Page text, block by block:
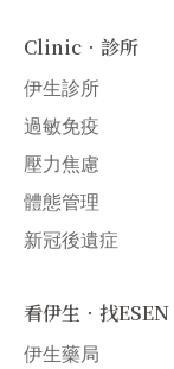
Clinic．診所
伊生診所
過敏免疫
壓力焦慮
體態管理
新冠後遺症
看伊生．找ESEN
伊生藥局